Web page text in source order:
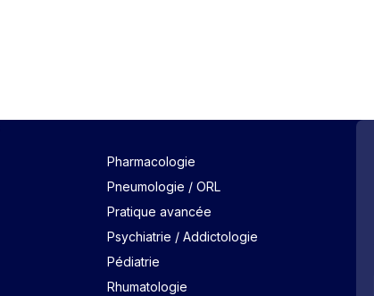
Pharmacologie
Pneumologie / ORL
Pratique avancée
Psychiatrie / Addictologie
Pédiatrie
Rhumatologie